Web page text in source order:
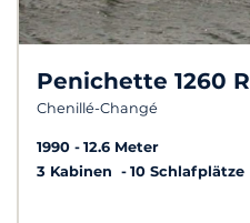
Penichette 1260 R
Chenillé-Changé
1990
12.6 Meter
3 Kabinen
10 Schlafplätze